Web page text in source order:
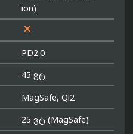
ion)

PD2.0
45 ვტ
MagSafe, Qi2
25 ვტ (MagSafe)